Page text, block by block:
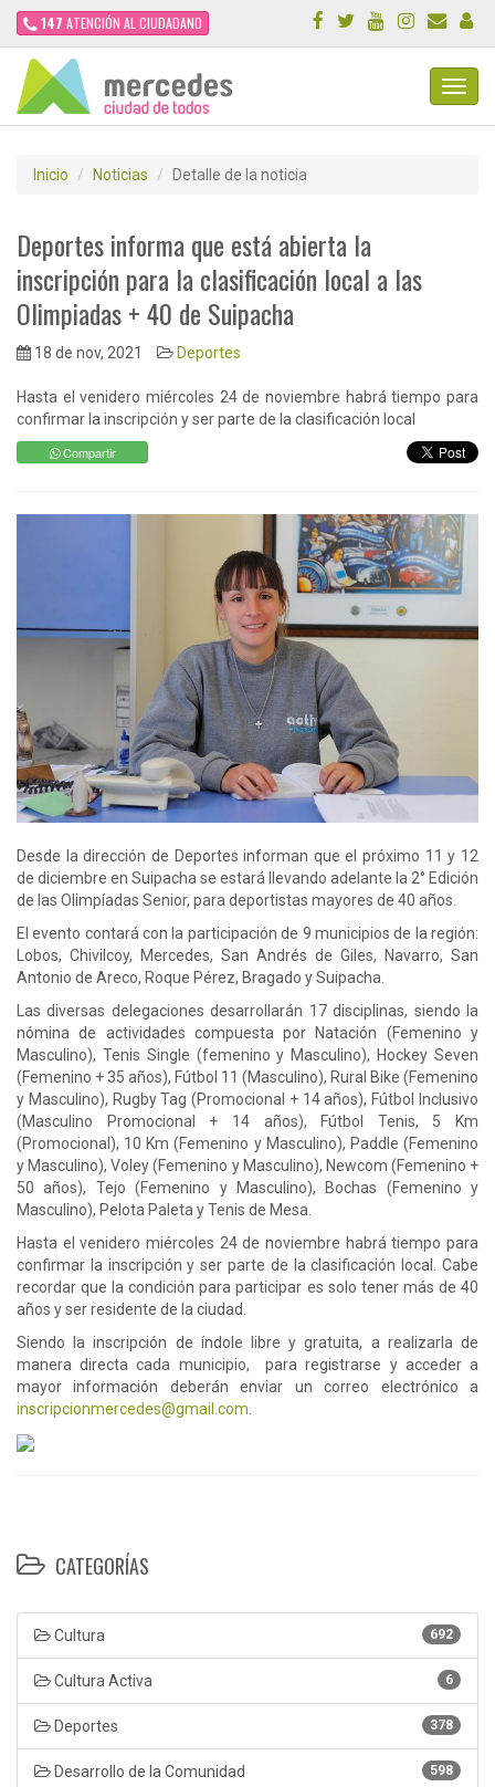
147 ATENCIÓN AL CIUDADANO
Inicio Noticias Detalle de la noticia
Deportes informa que está abierta la
inscripción para la clasificación local a las
Olimpiadas + 40 de Suipacha
18 de nov, 2021 Deportes
Hasta el venidero miércoles 24 de noviembre habrá tiempo para
confirmar la inscripción y ser parte de la clasificación local
Compartir
Desde la dirección de Deportes informan que el próximo 11 y 12
de diciembre en Suipacha se estará llevando adelante la 2° Edición
de las Olimpíadas Senior, para deportistas mayores de 40 años.
El evento contará con la participación de 9 municipios de la región:
Lobos, Chivilcoy, Mercedes, San Andrés de Giles, Navarro, San
Antonio de Areco, Roque Pérez, Bragado y Suipacha.
Las diversas delegaciones desarrollarán 17 disciplinas, siendo la
nómina de actividades compuesta por Natación (Femenino y
Masculino), Tenis Single (femenino y Masculino), Hockey Seven
(Femenino + 35 años), Fútbol 11 (Masculino), Rural Bike (Femenino
y Masculino), Rugby Tag (Promocional + 14 años), Fútbol Inclusivo
(Masculino Promocional + 14 años), Fútbol Tenis, 5 Km
(Promocional), 10 Km (Femenino y Masculino), Paddle (Femenino
y Masculino), Voley (Femenino y Masculino), Newcom (Femenino +
50 años), Tejo (Femenino y Masculino), Bochas (Femenino y
Masculino), Pelota Paleta y Tenis de Mesa.
Hasta el venidero miércoles 24 de noviembre habrá tiempo para
confirmar la inscripción y ser parte de la clasificación local. Cabe
recordar que la condición para participar es solo tener más de 40
años y ser residente de la ciudad.
Siendo la inscripción de índole libre y gratuita, a realizarla de
manera directa cada municipio, para registrarse y acceder a
mayor información deberán enviar un correo electrónico a
inscripcionmercedes@gmail.com
CATEGORÍAS
692
Cultura
6
Cultura Activa
378
Deportes
598
Desarrollo de la Comunidad